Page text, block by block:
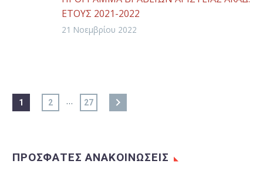
ΕΤΟΥΣ 2021-2022
21 Νοεμβρίου 2022
1 2 … 27
ΠΡΟΣΦΑΤΕΣ ΑΝΑΚΟΙΝΩΣΕΙΣ